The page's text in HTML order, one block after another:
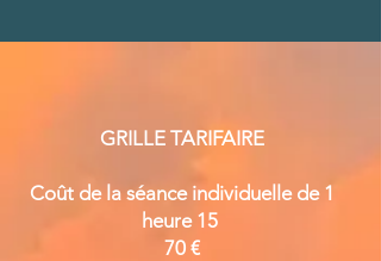
GRILLE TARIFAIRE
Coût de la séance individuelle de 1
heure 15
70 €